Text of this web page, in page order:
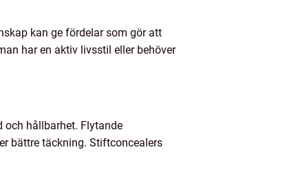
kan ge fördelar som gör att
har en aktiv livsstil eller behöver
och hållbarhet. Flytande
bättre täckning. Stiftconcealers